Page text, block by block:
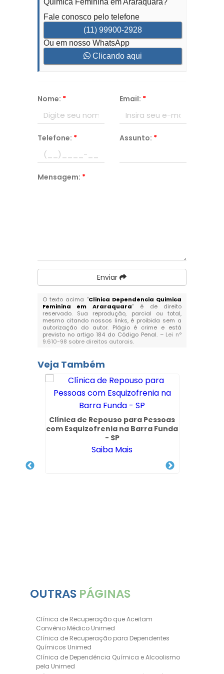
Quimica Feminina em Araraquara?
Fale conosco pelo telefone
(11) 99900-2928
Ou em nosso WhatsApp
Clicando aqui
Nome: * Email: *
Telefone: * Assunto: *
Mensagem: *
Enviar
O texto acima "Clinica Dependencia Quimica
Feminina em Araraquara" é de direito
reservado. Sua reprodução, parcial ou total,
mesmo citando nossos links, é proibida sem a
autorização do autor. Plágio é crime e está
previsto no artigo 184 do Código Penal. – Lei n°
9.610-98 sobre direitos autorais.
Veja Também
Clínica de Repouso para Pessoas
com Esquizofrenia na Barra Funda
- SP
Saiba Mais
OUTRAS PÁGINAS
Clínica de Recuperação que Aceitam
Convênio Médico Unimed
Clínica de Recuperação para Dependentes
Químicos Unimed
Clínica de Dependência Química e Alcoolismo
pela Unimed